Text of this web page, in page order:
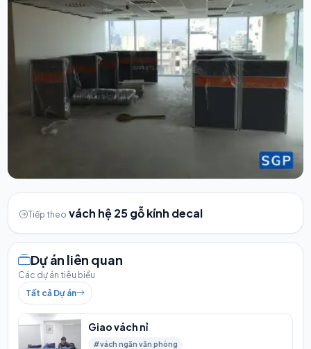
Tiếp theo vách hệ 25 gỗ kính decal
Dự án liên quan
Các dự án tiêu biểu
Tất cả Dự án
Giao vách nỉ
#vách ngăn văn phòng